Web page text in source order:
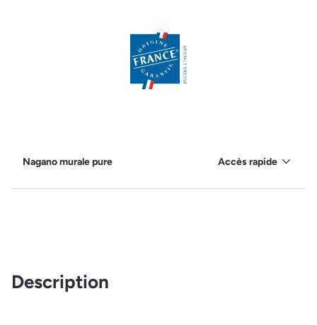
Nagano murale pure Accès rapide
Description